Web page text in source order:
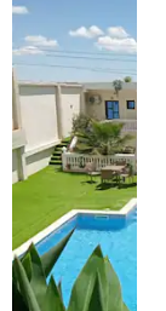
점 만점), 후기 28